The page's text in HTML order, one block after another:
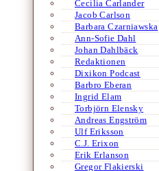
Cecilia Carlander
Jacob Carlson
Barbara Czarniawska
Ann-Sofie Dahl
Johan Dahlbäck
Redaktionen
Dixikon Podcast
Barbro Eberan
Ingrid Elam
Torbjörn Elensky
Andreas Engström
Ulf Eriksson
C.J. Erixon
Erik Erlanson
Gregor Flakierski